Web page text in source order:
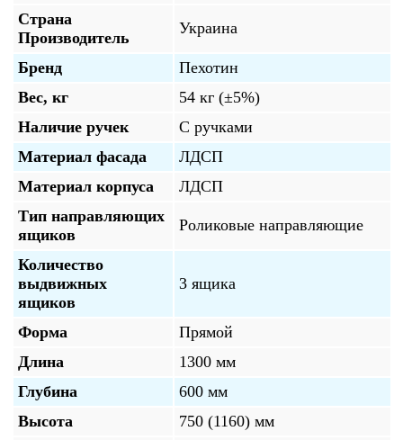
Страна
Производитель
Украина
Бренд
Пехотин
Вес, кг
54 кг (±5%)
Наличие ручек
С ручками
Материал фасада
ЛДСП
Материал корпуса
ЛДСП
Тип направляющих
ящиков
Роликовые направляющие
Количество
выдвижных
ящиков
3 ящика
Форма
Прямой
Длина
1300 мм
Глубина
600 мм
Высота
750 (1160) мм